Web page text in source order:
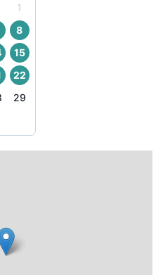
1
8
15
22
29